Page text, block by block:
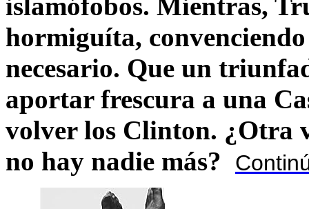
hormiguíta,
necesario. Que un
aportar frescura a una
volver los Clinton. ¿Otra
no hay nadie más?